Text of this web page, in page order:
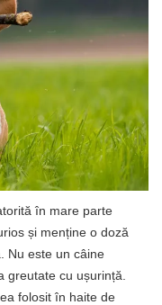
în mare parte
și menține o doză
Nu este un câine
greutate cu ușurință.
folosit în haite de